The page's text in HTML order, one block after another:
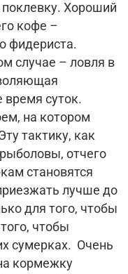
Хороший
кофе –
фидериста.
случае – ловля в
время суток.
на котором
тактику, как
отчего
становятся
лучше до
для того, чтобы
чтобы
сумерках. Очень
кормежку